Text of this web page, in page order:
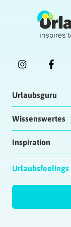
Urlaubsguru
Wissenswertes
Inspiration
Urlaubsfeelings